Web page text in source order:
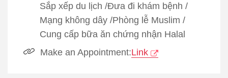
Sắp xếp du lịch /Đưa đi khám bệnh /
Mạng không dây /Phòng lễ Muslim /
Cung cấp bữa ăn chứng nhận Halal
Make an Appointment:Link